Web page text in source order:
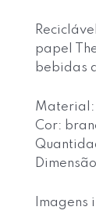
papel
bebidas
Material:
Cor:
Imagens